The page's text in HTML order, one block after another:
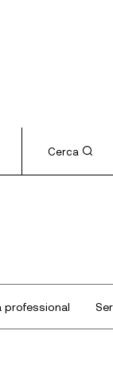
Cerca
professional